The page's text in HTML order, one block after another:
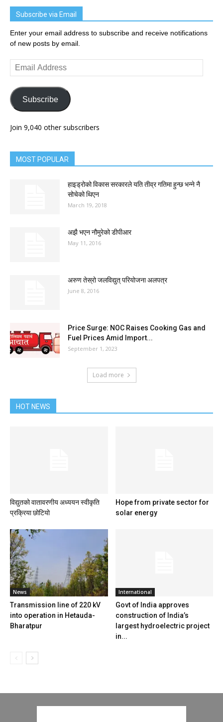
Subscribe via Email
Enter your email address to subscribe and receive notifications
of new posts by email.
Email
Address
Subscribe
Join 9,040 other subscribers
MOST POPULAR
हाइड्रोको विकास सरकारले यति तीव्र गतिमा हुन्छ भन्ने नै
सोचेको थिएन
March 19, 2018
अझै भएन नौमुरेको डीपीआर
May 11, 2016
अरुण तेस्रो जलविद्युत् परियोजना अलपत्र
June 8, 2016
Price Surge: NOC Raises Cooking Gas and
Fuel Prices Amid Import...
September 1, 2023
Load more
HOT NEWS
विद्युतको वातावरणीय अध्ययन स्वीकृति
प्रक्रिया छोटियो
Hope from private sector for
solar energy
News
Transmission line of 220 kV
into operation in Hetauda-
Bharatpur
International
Govt of India approves
construction of India’s
largest hydroelectric project
in...